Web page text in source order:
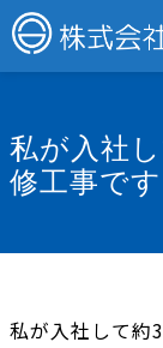
私が入社
修工事です
私が入社して約